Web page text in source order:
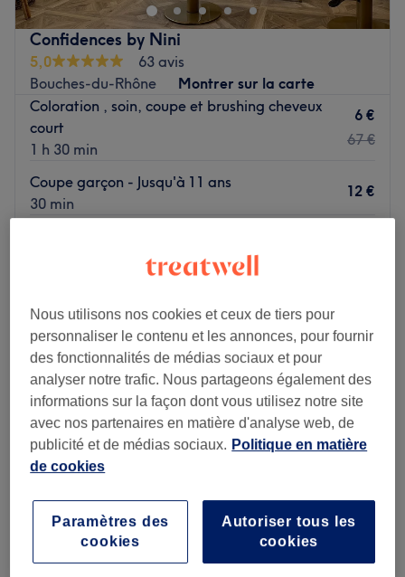
Confidences by Nini
5,0
63 avis
Bouches-du-Rhône
Montrer sur la carte
Coloration , soin, coupe et brushing cheveux
court
1 h 30 min
6 €
67 €
Coupe garçon - Jusqu'à 11 ans
30 min
12 €
Je veux en savoir plus
Lundi
Fermé
Mardi
09:00–18:00
Mercredi
09:00–18:00
Jeudi
09:00–18:00
Vendredi
09:00–18:00
Samedi
09:00– 14:00
Dimanche
Installé en plein centre-ville de Noves, venez découvrir le
salon de coiffure Confidences by Nini ! Profitez d'un
merveilleux moment dans un cadre joliment décoré où
l'on se sent bien. Mélanie vous reçoit avec le sourire et
Nous utilisons nos cookies et ceux de tiers pour
personnaliser le contenu et les annonces, pour fournir
des fonctionnalités de médias sociaux et pour
analyser notre trafic. Nous partageons également des
informations sur la façon dont vous utilisez notre site
avec nos partenaires en matière d'analyse web, de
publicité et de médias sociaux. Politique en matière
de cookies
Autoriser tous les
cookies
Paramètres des
cookies